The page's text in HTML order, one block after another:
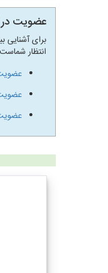
عضویت در
برای آشنایی
انتظار
عضویت